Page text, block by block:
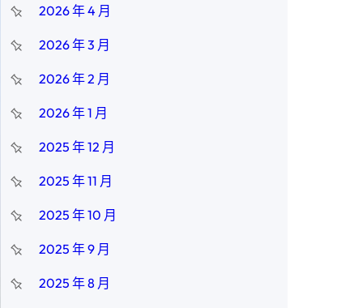
2026 年 4 月
2026 年 3 月
2026 年 2 月
2026 年 1 月
2025 年 12 月
2025 年 11 月
2025 年 10 月
2025 年 9 月
2025 年 8 月